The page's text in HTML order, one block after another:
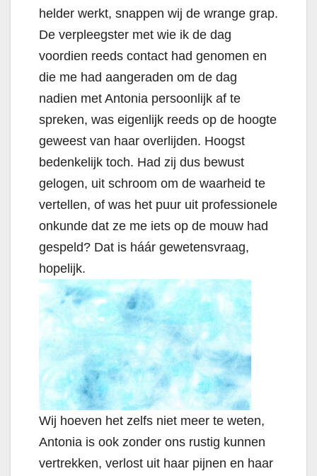
helder werkt, snappen wij de wrange grap.
De verpleegster met wie ik de dag
voordien reeds contact had genomen en
die me had aangeraden om de dag
nadien met Antonia persoonlijk af te
spreken, was eigenlijk reeds op de hoogte
geweest van haar overlijden. Hoogst
bedenkelijk toch. Had zij dus bewust
gelogen, uit schroom om de waarheid te
vertellen, of was het puur uit professionele
onkunde dat ze me iets op de mouw had
gespeld? Dat is háár gewetensvraag,
hopelijk.
Wij hoeven het zelfs niet meer te weten,
Antonia is ook zonder ons rustig kunnen
vertrekken, verlost uit haar pijnen en haar